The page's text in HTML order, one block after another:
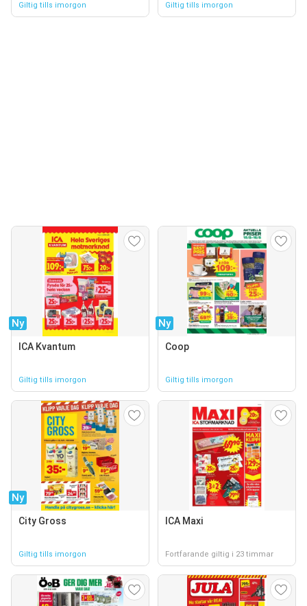
Giltig tills imorgon Giltig tills imorgon
Ny
ICA Kvantum
Giltig tills imorgon
Ny
Coop
Giltig tills imorgon
Ny
City Gross
Giltig tills imorgon
ICA Maxi
Fortfarande giltig i 23 timmar